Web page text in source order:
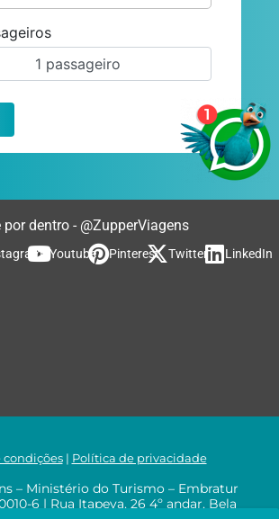
1 passageiro
por dentro - @ZupperViagens
Youtube Pinterest Twitter LinkedIn
condições| Política de privacidade
– Ministério do Turismo – Embratur
6 | Rua Itapeva, 26 4º andar, Bela